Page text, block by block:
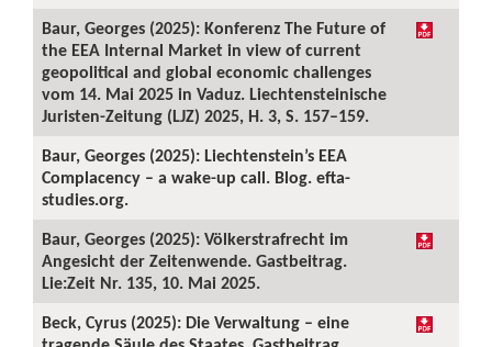
Baur, Georges (2025): Konferenz The Future of
the EEA Internal Market in view of current
geopolitical and global economic challenges
vom 14. Mai 2025 in Vaduz. Liechtensteinische
Juristen-Zeitung (LJZ) 2025, H. 3, S. 157–159.
Baur, Georges (2025): Liechtenstein’s EEA
Complacency – a wake-up call. Blog. efta-
studies.org.
Baur, Georges (2025): Völkerstrafrecht im
Angesicht der Zeitenwende. Gastbeitrag.
Lie:Zeit Nr. 135, 10. Mai 2025.
Beck, Cyrus (2025): Die Verwaltung – eine